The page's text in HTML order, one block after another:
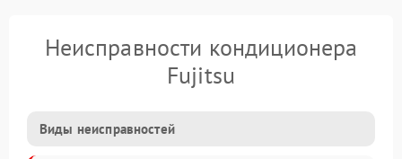
Неисправности кондиционера
Fujitsu
Виды неисправностей